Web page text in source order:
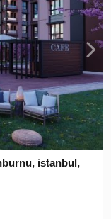
istanbul,